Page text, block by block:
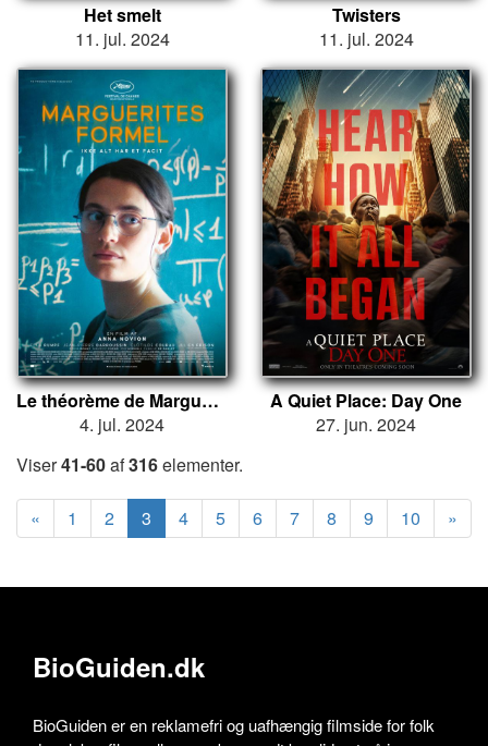
Het smelt
11. jul. 2024
Twisters
11. jul. 2024
Le théorème de Marguerite
4. jul. 2024
A Quiet Place: Day One
27. jun. 2024
Viser41-60af316elementer.
« 1 2 3 4 5 6 7 8 9 10 »
BioGuiden.dk
BioGuiden er en reklamefri og uafhængig filmside for folk